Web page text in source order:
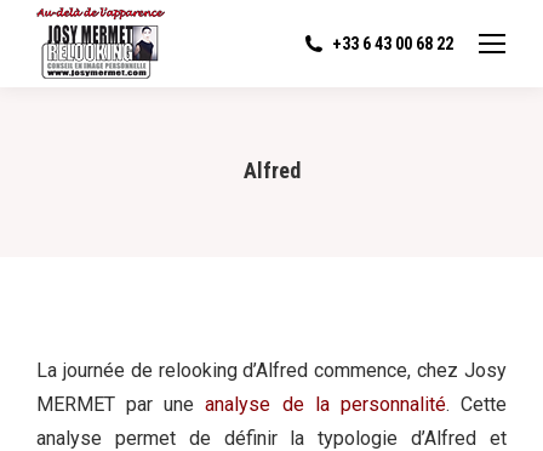
+33 6 43 00 68 22
Alfred
La journée de relooking d’Alfred commence, chez Josy
MERMET par uneanalyse de la personnalité. Cette
analyse permet de définir la typologie d’Alfred et